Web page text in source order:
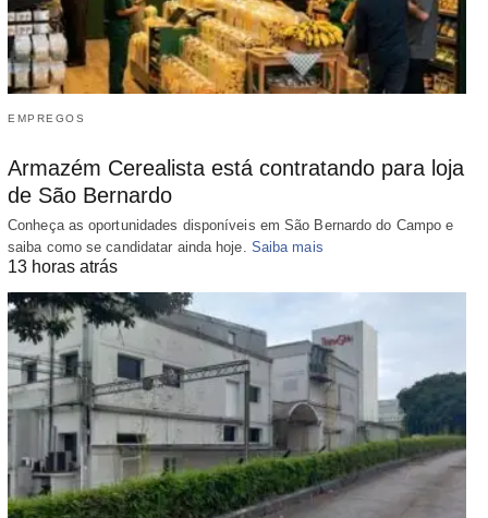
EMPREGOS
Armazém Cerealista está contratando para loja
de São Bernardo
Conheça as oportunidades disponíveis em São Bernardo do Campo e
saiba como se candidatar ainda hoje. Saiba mais
13 horas atrás